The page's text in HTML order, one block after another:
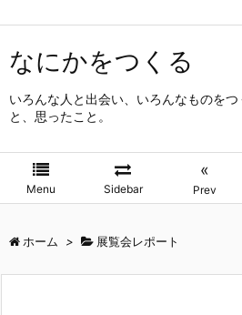
なにかをつくる
いろんな人と出会い、いろんなものを
と、思ったこと。
Menu Sidebar
«
Prev
ホーム > 展覧会レポート